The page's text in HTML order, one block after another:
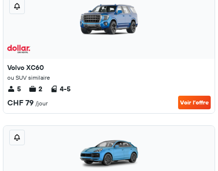
Volvo XC60
ou SUV similaire
5 2 4-5
CHF 79 /jour Voir l’offre